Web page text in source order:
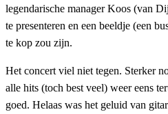
legendarische manager Koos (van
te presenteren en een beeldje (een
te kop zou zijn.
Het concert viel niet tegen. Sterker
alle hits (toch best veel) weer eens
goed. Helaas was het geluid van